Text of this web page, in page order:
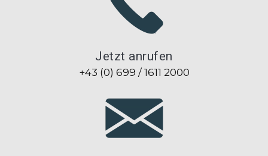
Jetzt anrufen
+43 (0) 699 / 1611 2000